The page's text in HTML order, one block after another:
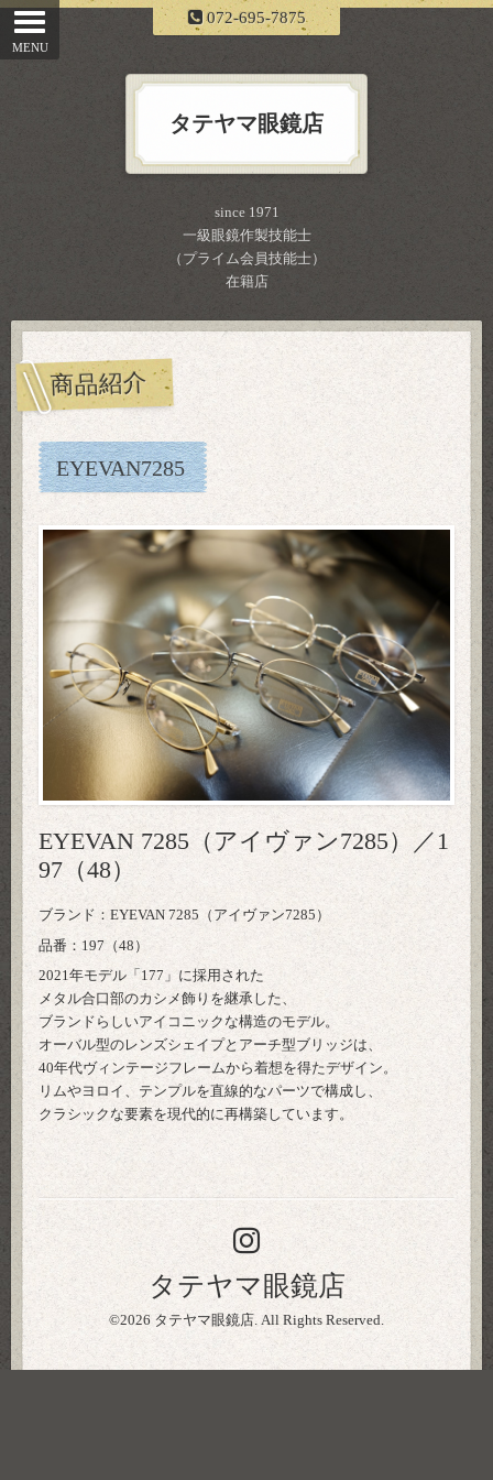
072-695-7875
タテヤマ眼鏡店
since 1971
一級眼鏡作製技能士
（プライム会員技能士）
在籍店
商品紹介
EYEVAN7285
EYEVAN 7285（アイヴァン7285）／1
97（48）
ブランド：EYEVAN 7285（アイヴァン7285）
品番：197（48）
2021年モデル「177」に採用された
メタル合口部のカシメ飾りを継承した、
ブランドらしいアイコニックな構造のモデル。
オーバル型のレンズシェイプとアーチ型ブリッジは、
40年代ヴィンテージフレームから着想を得たデザイン。
リムやヨロイ、テンプルを直線的なパーツで構成し、
クラシックな要素を現代的に再構築しています。
タテヤマ眼鏡店
©2026 タテヤマ眼鏡店. All Rights Reserved.